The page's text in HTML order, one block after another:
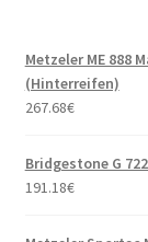
Metzeler ME 888
(Hinterreifen)
267.68€
Bridgestone G
191.18€